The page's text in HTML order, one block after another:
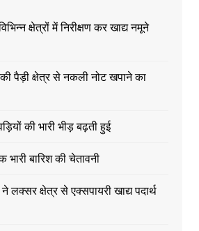
क्षेत्रों में निरीक्षण कर खाद्य नमूने
पैड़ी क्षेत्र से नकली नोट खपाने का
की भारी भीड़ बढ़ती हुई
भारी बारिश की चेतावनी
ने लक्सर क्षेत्र से एक्सपायरी खाद्य पदार्थ